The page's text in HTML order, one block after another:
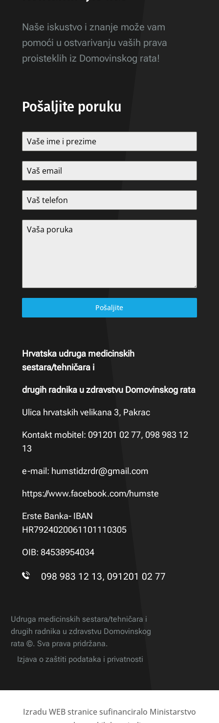
Naše iskustvo i znanje može vam
pomoći u ostvarivanju vaših prava
proisteklih iz Domovinskog rata!
Pošaljite poruku
Pošaljite
Hrvatska udruga medicinskih
sestara/tehničara i
drugih radnika u zdravstvu Domovinskog rata
Ulica hrvatskih velikana 3, Pakrac
Kontakt mobitel: 091201 02 77, 098 983 12
13
e-mail: humstidzrdr@gmail.com
https://www.facebook.com/humste
Erste Banka- IBAN
HR7924020061101110305
OIB: 84538954034
098 983 12 13, 091201 02 77
Udruga medicinskih sestara/tehničara i
drugih radnika u zdravstvu Domovinskog
rata ©. Sva prava pridržana.
Izjava o zaštiti podataka i privatnosti
Izradu WEB stranice sufinanciralo Ministarstvo